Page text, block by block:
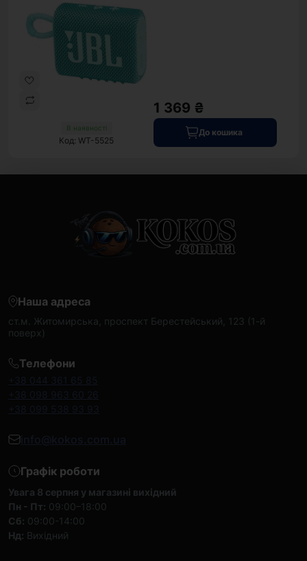
В наявності
Код: WT-5525
1 369 ₴
До кошика
Наша адреса
ст.м. Житомирська, проспект Берестейський, 123 (1-й
поверх)
Телефони
+38 044 361 65 85
+38 098 963 60 26
+38 099 538 93 93
info@kokos.com.ua
Графік роботи
Увага 8 серпня у магазині вихідний
Пн - Пт: 09:00–18:00
Сб: 09:00-14:00
Нд: Вихідний